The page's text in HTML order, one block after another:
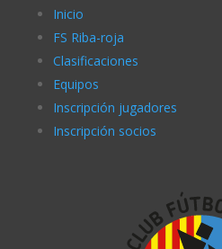
Inicio
FS Riba-roja
Clasificaciones
Equipos
Inscripción jugadores
Inscripción socios